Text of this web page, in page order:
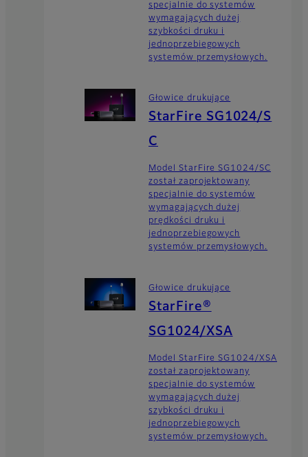
specjalnie do systemów
wymagających dużej
szybkości druku i
jednoprzebiegowych
systemów przemysłowych.
Głowice drukujące
StarFire SG1024/S
C
Model StarFire SG1024/SC
został zaprojektowany
specjalnie do systemów
wymagających dużej
prędkości druku i
jednoprzebiegowych
systemów przemysłowych.
Głowice drukujące
StarFire®
SG1024/XSA
Model StarFire SG1024/XSA
został zaprojektowany
specjalnie do systemów
wymagających dużej
szybkości druku i
jednoprzebiegowych
systemów przemysłowych.